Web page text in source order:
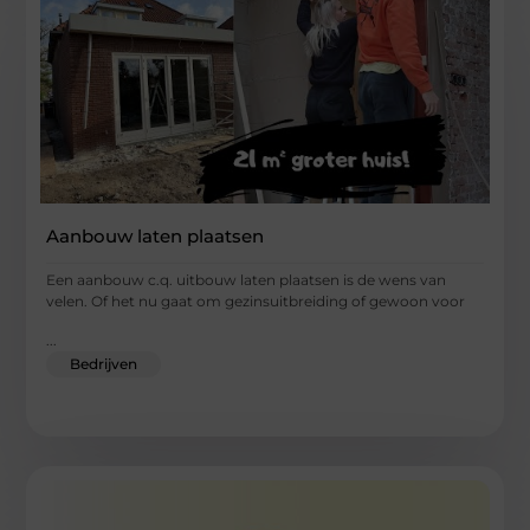
Aanbouw laten plaatsen
Een aanbouw c.q. uitbouw laten plaatsen is de wens van
velen. Of het nu gaat om gezinsuitbreiding of gewoon voor
Bedrijven